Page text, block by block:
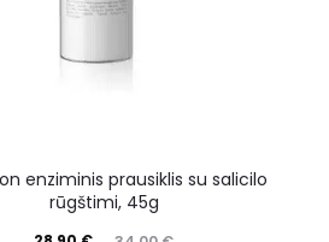
enziminis prausiklis su salicilo
rūgštimi, 45g